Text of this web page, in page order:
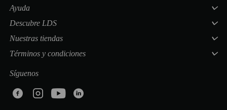
Ayuda
Descubre LDS
Nuestras tiendas
Términos y condiciones
Síguenos